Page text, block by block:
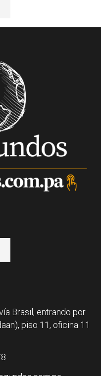
Brasil, entrando por
piso 11, oficina 11